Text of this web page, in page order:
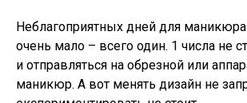
Неблагоприятных дней для
очень мало – всего один. 1 числа не
и отправляться на обрезной или
маникюр. А вот менять дизайн не